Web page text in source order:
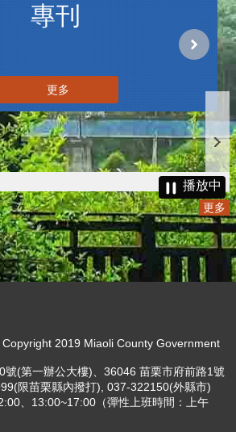
專刊
更多
播放中
更多
2019 Miaoli County Government
號(第一辦公大樓)、36046 苗栗市府前路1號
限苗栗縣內撥打), 037-322150(外縣市)
、13:00~17:00（彈性上班時間：上午